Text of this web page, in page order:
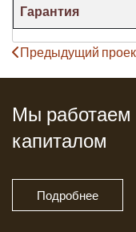
Гарантия
Предыдущий
Мы работаем
капиталом
Подробнее